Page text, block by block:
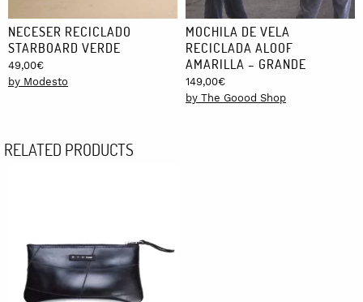
NECESER RECICLADO
STARBOARD VERDE
49,00€
by Modesto
MOCHILA DE VELA
RECICLADA ALOOF
AMARILLA – GRANDE
149,00€
by The Goood Shop
RELATED PRODUCTS